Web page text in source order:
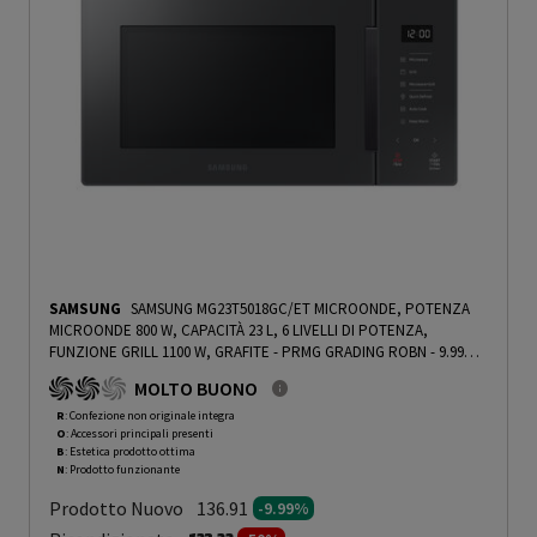
SAMSUNG SAMSUNG MG23T5018GC/ET MICROONDE, POTENZA
MICROONDE 800 W, CAPACITÀ 23 L, 6 LIVELLI DI POTENZA,
FUNZIONE GRILL 1100 W, GRAFITE - PRMG GRADING ROBN - 9.99% -
PRMG GRADING ROBN - 9.99%
MOLTO BUONO
R: Confezione non originale integra
O: Accessori principali presenti
B: Estetica prodotto ottima
N: Prodotto funzionante
Prodotto Nuovo 136.91 -9.99%